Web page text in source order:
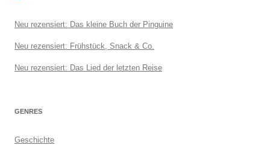
Neu rezensiert: Das kleine Buch der Pinguine
Neu rezensiert: Frühstück, Snack & Co.
Neu rezensiert: Das Lied der letzten Reise
GENRES
Geschichte